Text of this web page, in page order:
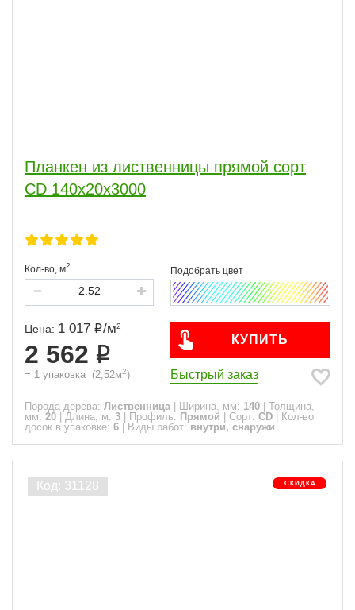
Планкен из лиственницы прямой сорт
CD 140x20x3000
Кол-во, м2
Цена: 1 017 /м2
2 562
= 1 упаковка (2,52м2)
КУПИТЬ
Быстрый заказ
Порода дерева: Лиственница Ширина, мм: 140
Толщина,
мм: 20 Длина, м: 3 Профиль: Прямой Сорт: CD
Кол-во
досок в упаковке: 6 Виды работ: внутри, снаружи